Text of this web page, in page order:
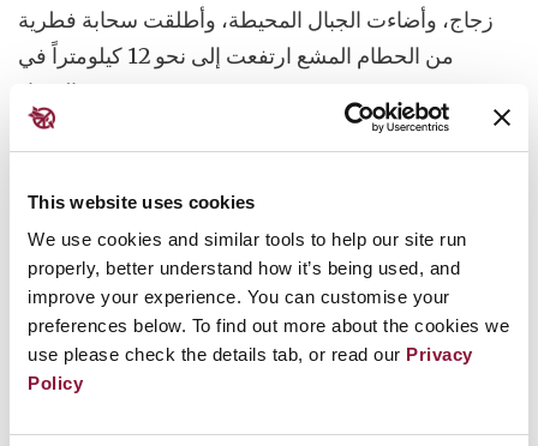
This website uses cookies
We use cookies and similar tools to help our site run
properly, better understand how it’s being used, and
improve your experience. You can customise your
preferences below. To find out more about the cookies we
use please check the details tab, or read our Privacy
Policy
زجاج، وأضاءت الجبال المحيطة، وأطلقت سحابة فطرية
من الحطام المشع ارتفعت إلى نحو 12 كيلومتراً في
كانتالعواقبعلى العاملين في موقع التجربة
والمجتمعات القريبة مدمّرة، ولا تزال آثارها محسوسة حتى
وينطبق الأمر نفسه على الأشخاص الذين عملوا في أكثر
من 60 موقعاً آخر للتجارب النووية حول العالم أو عاشوا
في المناطق الواقعة باتجاه الرياح أو مجاري المياه المنحدرة
منها، من صحاري أستراليا والجزائر إلى سهوب كازاخستان
وجزر المحيط الهادئ المرجانية.